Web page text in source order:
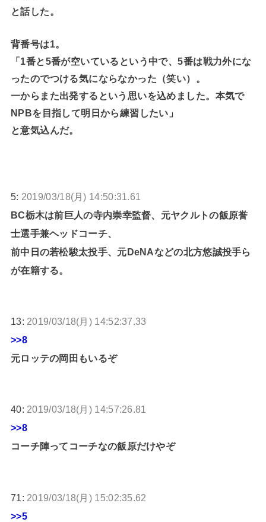
と話した。
背番号は1。
「1番と5番が空いているという中で、5番は戦力外にな
ったのでつける気にならなかった（笑い）。
一からまた出発するという思いを込めました。本気で
NPBを目指して明日から練習したい」
と意気込んだ。
5: 2019/03/18(月) 14:50:31.61
BC栃木は前巨人の寺内崇幸監督、元ヤクルトの飯原誉
士選手兼ヘッドコーチ、
前中日の若松駿太投手、元DeNAなどの北方悠誠投手ら
が在籍する。
13: 2019/03/18(月) 14:52:37.33
>>8
元ロッテの岡田もいるぞ
40: 2019/03/18(月) 14:57:26.81
>>8
コーチ陣ってコーチなの飯原だけやぞ
71: 2019/03/18(月) 15:02:35.62
>>5